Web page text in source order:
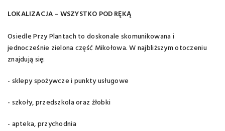
LOKALIZACJA – WSZYSTKO POD RĘKĄ
Osiedle Przy Plantach to doskonale skomunikowana i
jednocześnie zielona część Mikołowa. W najbliższym otoczeniu
znajdują się:
- sklepy spożywcze i punkty usługowe
- szkoły, przedszkola oraz żłobki
- apteka, przychodnia